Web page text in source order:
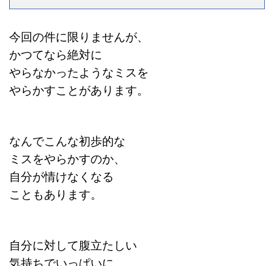
今回の件に限りませんが、
かつてなら絶対に
やらなかったようなミスを
やらかすことがあります。
なんでこんな初歩的な
ミスをやらかすのか、
自分が情けなくなる
こともあります。
自分に対して腹立たしい
気持ちでいっぱいに